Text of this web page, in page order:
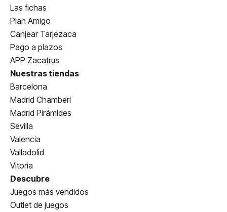
Las fichas
Plan Amigo
Canjear Tarjezaca
Pago a plazos
APP Zacatrus
Nuestras tiendas
Barcelona
Madrid Chamberí
Madrid Pirámides
Sevilla
Valencia
Valladolid
Vitoria
Descubre
Juegos más vendidos
Outlet de juegos